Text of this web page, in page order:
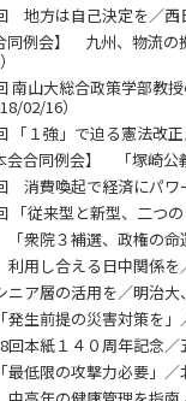
地方は自己決定を／西
同例会】 九州、物流
南山大総合政策学部教
02/16）
「１強」で迫る憲法改
会合同例会】 「塚崎
消費喚起で経済にパワ
「従来型と新型、二つ
衆院３補選、政権の命
用し合える日中関係を
ニア層の活用を／明治
発生前提の災害対策を
回本紙１４０周年記念
最低限の攻撃力必要